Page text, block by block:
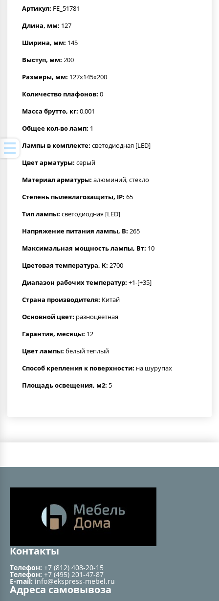
Артикул: FE_51781
Длина, мм: 127
Ширина, мм: 145
Выступ, мм: 200
Размеры, мм: 127x145x200
Количество плафонов: 0
Масса брутто, кг: 0.001
Общее кол-во ламп: 1
Лампы в комплекте: светодиодная [LED]
Цвет арматуры: серый
Материал арматуры: алюминий, стекло
Степень пылевлагозащиты, IP: 65
Тип лампы: светодиодная [LED]
Напряжение питания лампы, В: 265
Максимальная мощность лампы, Вт: 10
Цветовая температура, K: 2700
Диапазон рабочих температур: +1-[+35]
Страна производителя: Китай
Основной цвет: разноцветная
Гарантия, месяцы: 12
Цвет лампы: белый теплый
Способ крепления к поверхности: на шурупах
Площадь освещения, м2: 5
Контакты
Телефон: +7 (812) 408-20-15
Телефон: +7 (495) 201-47-87
E-mail: info@ekspress-mebel.ru
Адреса самовывоза